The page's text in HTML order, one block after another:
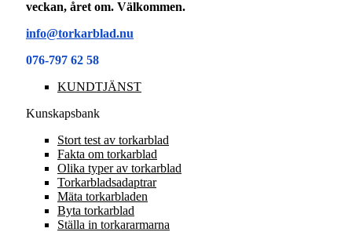
veckan, året om. Välkommen.
info@torkarblad.nu
076-797 62 58
KUNDTJÄNST
Kunskapsbank
Stort test av torkarblad
Fakta om torkarblad
Olika typer av torkarblad
Torkarbladsadaptrar
Mäta torkarbladen
Byta torkarblad
Ställa in torkararmarna